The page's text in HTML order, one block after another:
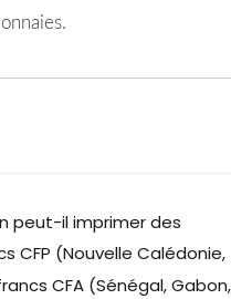
peut-il imprimer des
CFP (Nouvelle Calédonie,
CFA (Sénégal, Gabon,